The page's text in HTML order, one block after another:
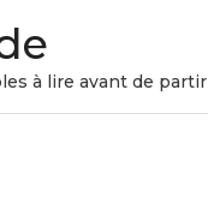
à lire avant de partir